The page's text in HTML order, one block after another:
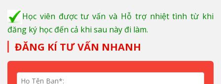
Học viên được tư vấn và Hỗ trợ nhiệt tình từ khi
đăng ký học đến cả khi sau này đi làm.
ĐĂNG KÍ TƯ VẤN NHANH